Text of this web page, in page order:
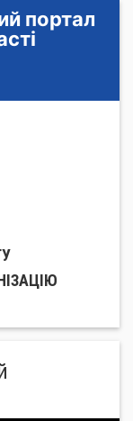
портал